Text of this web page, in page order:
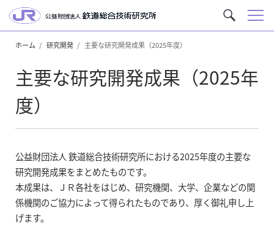
サ
イ
を
メ
ホーム 研究開発 主要な研究開発成果（2025年度）
主要な研究開発成果（2025年
度）
公益財団法人 鉄道総合技術研究所における2025年度の主要な
研究開発成果をまとめたものです。
本成果は、ＪＲ各社をはじめ、研究機関、大学、企業などの関
係機関のご協力によって得られたものであり、厚く御礼申し上
げます。